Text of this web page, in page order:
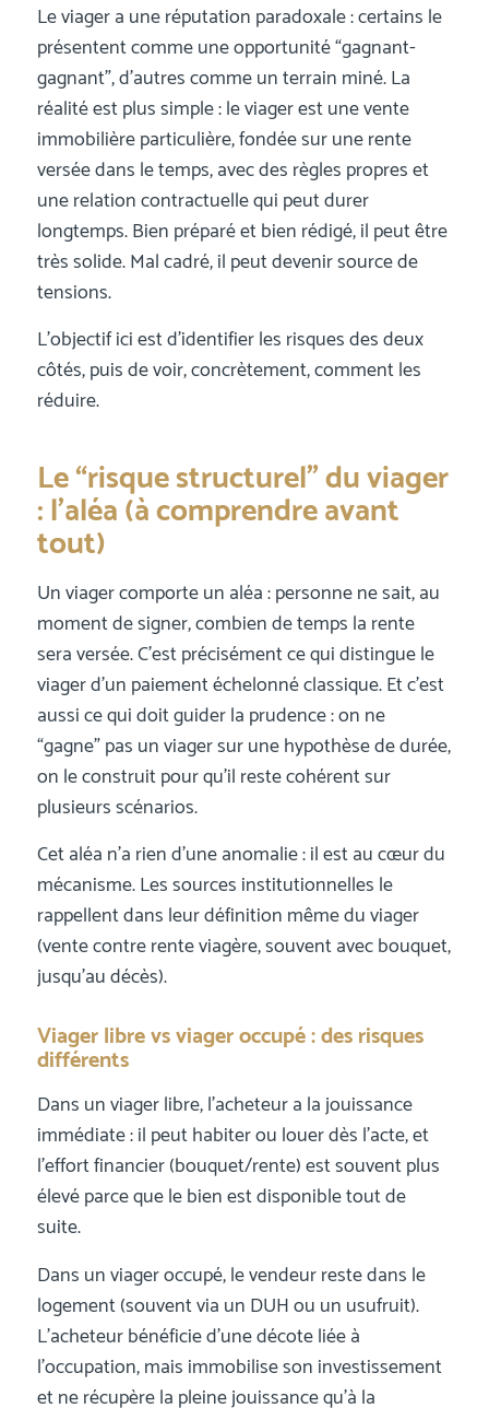
Le viager a une réputation paradoxale : certains le
présentent comme une opportunité “gagnant-
gagnant”, d’autres comme un terrain miné. La
réalité est plus simple : le viager est une vente
immobilière particulière, fondée sur une rente
versée dans le temps, avec des règles propres et
une relation contractuelle qui peut durer
longtemps. Bien préparé et bien rédigé, il peut être
très solide. Mal cadré, il peut devenir source de
tensions.
L’objectif ici est d’identifier les risques des deux
côtés, puis de voir, concrètement, comment les
réduire.
Le “risque structurel” du viager
: l’aléa (à comprendre avant
tout)
Un viager comporte un aléa : personne ne sait, au
moment de signer, combien de temps la rente
sera versée. C’est précisément ce qui distingue le
viager d’un paiement échelonné classique. Et c’est
aussi ce qui doit guider la prudence : on ne
“gagne” pas un viager sur une hypothèse de durée,
on le construit pour qu’il reste cohérent sur
plusieurs scénarios.
Cet aléa n’a rien d’une anomalie : il est au cœur du
mécanisme. Les sources institutionnelles le
rappellent dans leur définition même du viager
(vente contre rente viagère, souvent avec bouquet,
jusqu’au décès).
Viager libre vs viager occupé : des risques
différents
Dans un viager libre, l’acheteur a la jouissance
immédiate : il peut habiter ou louer dès l’acte, et
l’effort financier (bouquet/rente) est souvent plus
élevé parce que le bien est disponible tout de
suite.
Dans un viager occupé, le vendeur reste dans le
logement (souvent via un DUH ou un usufruit).
L’acheteur bénéficie d’une décote liée à
l’occupation, mais immobilise son investissement
et ne récupère la pleine jouissance qu’à la